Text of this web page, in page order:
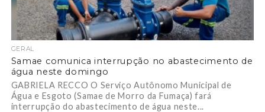
GERAL
Samae comunica interrupção no abastecimento de
água neste domingo
GABRIELA RECCO O Serviço Autônomo Municipal de
Água e Esgoto (Samae de Morro da Fumaça) fará
interrupção do abastecimento de água neste...